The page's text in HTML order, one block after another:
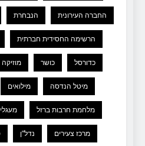
החברה העירונית הנבחרת
הרשימה החסידית חברתית
כדורסל כושר מוזיקה
מיטל הנדסה מילואים
מלחמת חרבות ברזל
מרכז צעירים נדל"ן